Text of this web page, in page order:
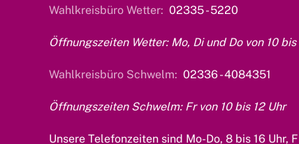
Wahlkreisbüro Wetter: 02335 - 5220
Öffnungszeiten Wetter: Mo, Di und Do von 10 bis
Wahlkreisbüro Schwelm: 02336 - 4084351
Öffnungszeiten Schwelm: Fr von 10 bis 12 Uhr
Unsere Telefonzeiten sind Mo-Do, 8 bis 16 Uhr,